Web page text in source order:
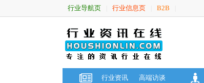
行业导航页 行业信息页 B2B
行业资讯
高端访谈